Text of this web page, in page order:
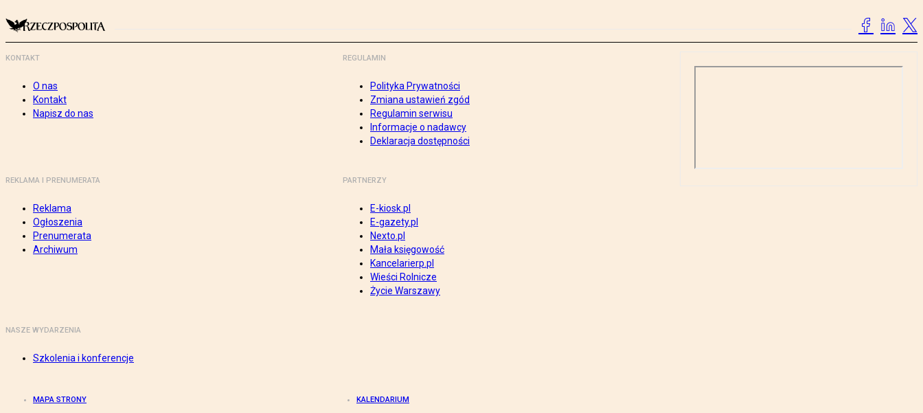
KONTAKT
O nas
Kontakt
Napisz do nas
REGULAMIN
Polityka Prywatności
Zmiana ustawień zgód
Regulamin serwisu
Informacje o nadawcy
Deklaracja dostępności
REKLAMA I PRENUMERATA
Reklama
Ogłoszenia
Prenumerata
Archiwum
PARTNERZY
E-kiosk.pl
E-gazety.pl
Nexto.pl
Mała księgowość
Kancelarierp.pl
Wieści Rolnicze
Życie Warszawy
NASZE WYDARZENIA
Szkolenia i konferencje
MAPA STRONY KALENDARIUM